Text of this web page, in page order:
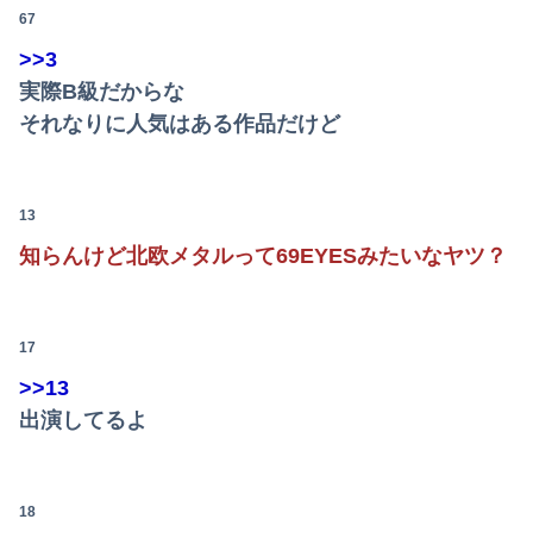
【画像】フジテレビでえちえち水着JK…
67
>>3
実際B級だからな
それなりに人気はある作品だけど
13
知らんけど北欧メタルって69EYESみたいなヤツ？
17
>>13
出演してるよ
18